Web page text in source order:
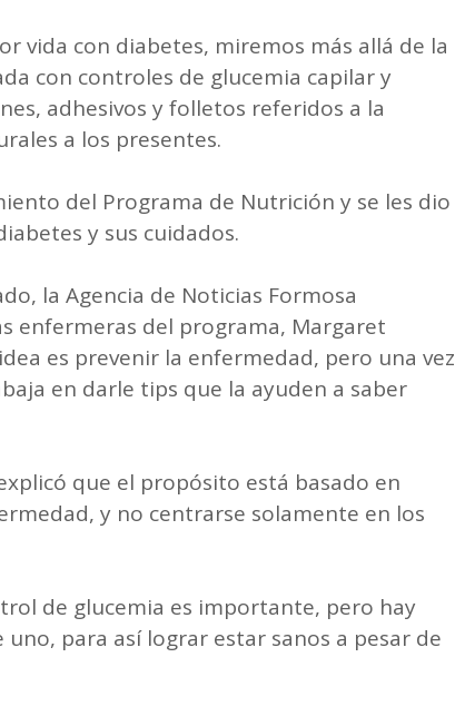
vida con diabetes, miremos más allá de la
con controles de glucemia capilar y
adhesivos y folletos referidos a la
a los presentes.
del Programa de Nutrición y se les dio
y sus cuidados.
la Agencia de Noticias Formosa
enfermeras del programa, Margaret
es prevenir la enfermedad, pero una vez
en darle tips que la ayuden a saber
que el propósito está basado en
y no centrarse solamente en los
de glucemia es importante, pero hay
para así lograr estar sanos a pesar de